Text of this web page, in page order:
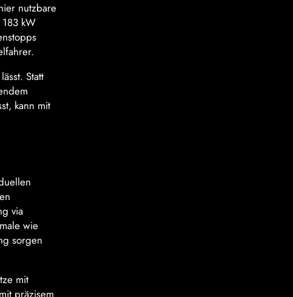
nutzbare
kW
Statt
kann mit
via
wie
sorgen
mit
präzisem